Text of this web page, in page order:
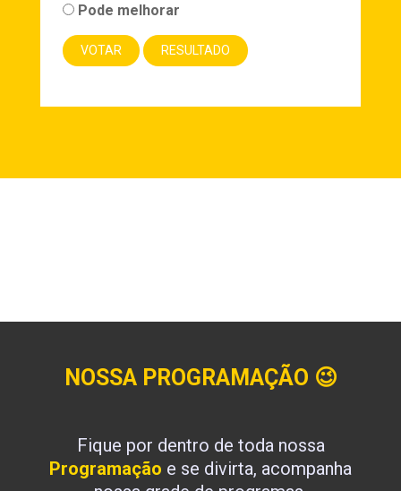
Pode melhorar
NOSSA PROGRAMAÇÃO 😉
Fique por dentro de toda nossa
Programação e se divirta, acompanha